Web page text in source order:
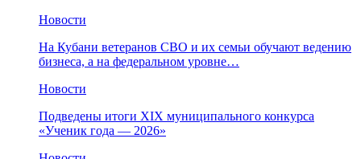
Новости
На Кубани ветеранов СВО и их семьи обучают ведению
бизнеса, а на федеральном уровне…
Новости
Подведены итоги XIX муниципального конкурса
«Ученик года — 2026»